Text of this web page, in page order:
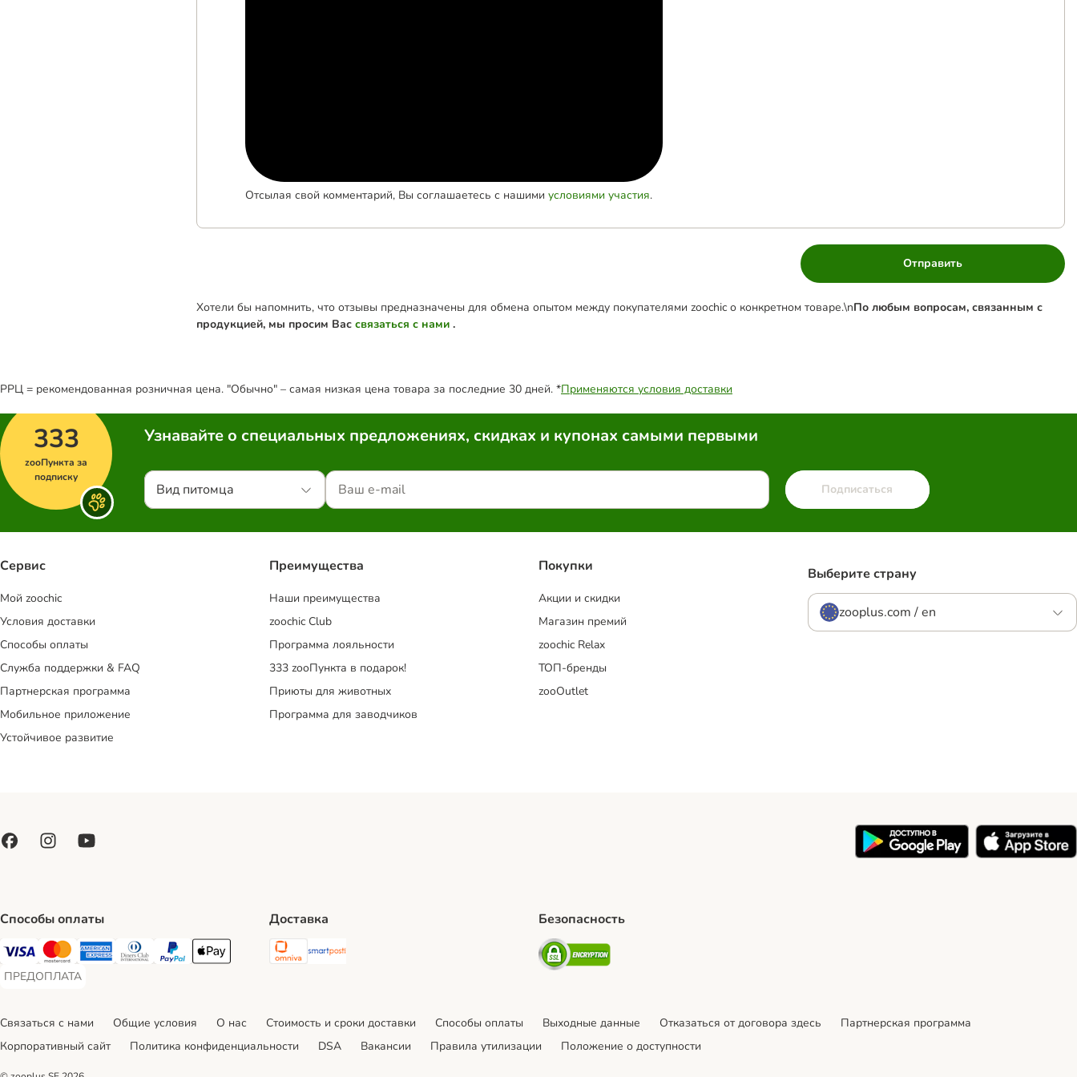
Отсылая свой комментарий, Вы соглашаетесь с нашими условиями участия.
Отправить
Хотели бы напомнить, что отзывы предназначены для обмена опытом между покупателями zoochic о конкретном товаре.\nПо любым вопросам, связанным с
продукцией, мы просим Вас связаться с нами .
РРЦ = рекомендованная розничная цена. "Обычно" – самая низкая цена товара за последние 30 дней. *Применяются условия доставки
333
zooПункта за
подписку
Узнавайте о специальных предложениях, скидках и купонах самыми первыми
Вид питомца Подписаться
Сервис
Mой zoochic
Условия доставки
Способы оплаты
Служба поддержки & FAQ
Партнерская программа
Мобильное приложение
Устойчивое развитие
Преимуществa
Наши преимущества
zoochic Club
Программа лояльности
333 zooПункта в подарок!
Приюты для животных
Программа для заводчиков
Покупки
Акции и скидки
Магазин премий
zoochic Relax
ТОП-бренды
zooOutlet
Выберите страну
zooplus.com / en
Способы оплаты
Visa Payment Method
Mastercard Payment Method
American Express Payment Method
Diners Club Payment Method
PayPal Payment Method
Apple Pay Payment Method
ПРЕДОПЛАТА
ПРЕДОПЛАТА Payment Method
Доставка
Omniva Shipping Method
SmartPosti Shipping Method
Безопасность
Security
Связаться с нами Общие условия О нас Стоимость и сроки доставки Cпособы оплаты Выходные данные Отказаться от договора здесь
Партнерская программа
Корпоративный сайт
Политика конфиденциальности DSA Вакансии Правила утилизации Положение о доступности